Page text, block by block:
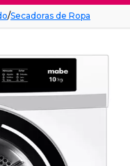
/Secadoras de Ropa